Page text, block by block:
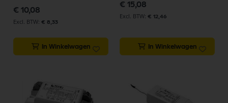
€ 10,08
€ 8,33
In Winkelwagen
€ 15,08
€ 12,46
In Winkelwagen